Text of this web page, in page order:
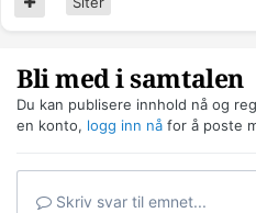
Bli med i samtalen
Du kan publisere innhold nå og
en konto, logg inn nå for å poste
Skriv svar til emnet...